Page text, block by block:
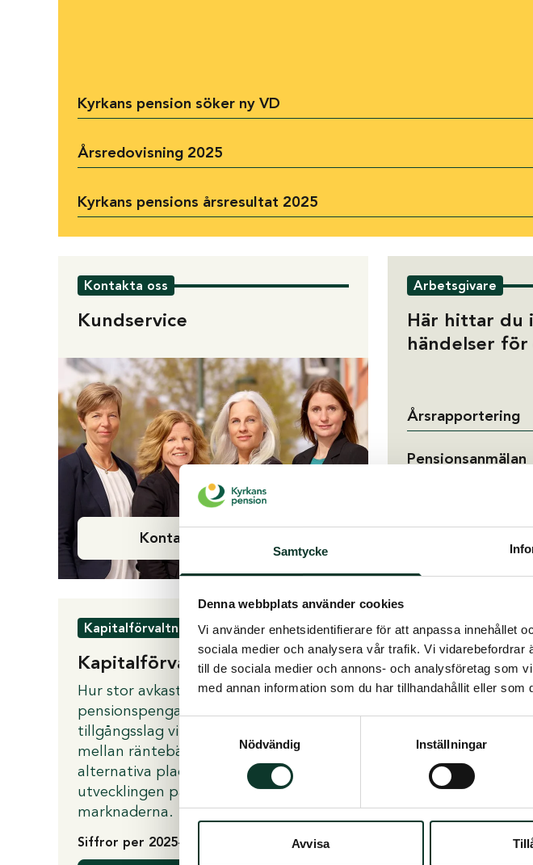
Samtycke
Denna webbplats använder cookies
Vi använder enhetsidentifierare för att anpassa innehållet
sociala medier och analysera vår trafik. Vi vidarebefordrar
till de sociala medier och annons- och analysföretag som
med annan information som du har tillhandahållit eller
Nödvändig
Inställningar
Avvisa
Kyrkans pension söker ny VD
Årsredovisning 2025
Kyrkans pensions årsresultat 2025
Kontakta oss
Kundservice
Kontakta kundservice
Arbetsgivare
Här hittar du
händelser
Årsrapportering
Pensionsanmälan
Kapitalförvaltning
Kapitalförvaltningen i siffror
Hur stor avkastningen på dina
pensionspengar blir beror på vilka
tillgångsslag vi placerat i, fördelningen
mellan räntebärande värdepapper, aktier,
alternativa placeringar och fastigheter och
utvecklingen på de finansiella
marknaderna.
Siffror per 2025-12-31
4,2%
Totalavkastning
6%